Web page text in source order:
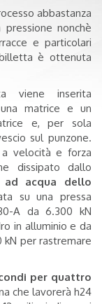
abbastanza
nonchè
e particolari
è ottenuta
viene inserita
matrice e un
e, per sola
sul punzone.
a velocità e forza
dissipato dallo
ad acqua dello
su una pressa
A da 6.300 kN
in alluminio e da
kN per rastremare
per quattro
che lavorerà h24